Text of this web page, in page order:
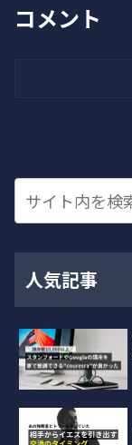
コメント
人気記事